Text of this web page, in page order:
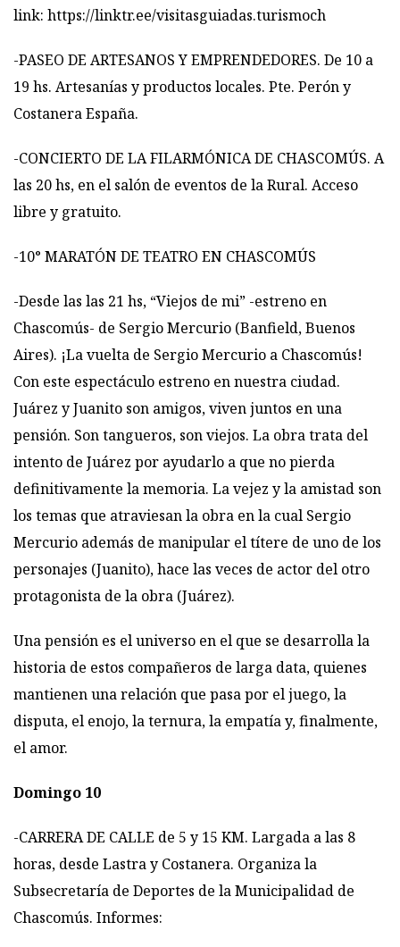
link: https://linktr.ee/visitasguiadas.turismoch
-PASEO DE ARTESANOS Y EMPRENDEDORES. De 10 a
19 hs. Artesanías y productos locales. Pte. Perón y
Costanera España.
-CONCIERTO DE LA FILARMÓNICA DE CHASCOMÚS. A
las 20 hs, en el salón de eventos de la Rural. Acceso
libre y gratuito.
-10° MARATÓN DE TEATRO EN CHASCOMÚS
-Desde las las 21 hs, “Viejos de mi” -estreno en
Chascomús- de Sergio Mercurio (Banfield, Buenos
Aires). ¡La vuelta de Sergio Mercurio a Chascomús!
Con este espectáculo estreno en nuestra ciudad.
Juárez y Juanito son amigos, viven juntos en una
pensión. Son tangueros, son viejos. La obra trata del
intento de Juárez por ayudarlo a que no pierda
definitivamente la memoria. La vejez y la amistad son
los temas que atraviesan la obra en la cual Sergio
Mercurio además de manipular el títere de uno de los
personajes (Juanito), hace las veces de actor del otro
protagonista de la obra (Juárez).
Una pensión es el universo en el que se desarrolla la
historia de estos compañeros de larga data, quienes
mantienen una relación que pasa por el juego, la
disputa, el enojo, la ternura, la empatía y, finalmente,
el amor.
Domingo 10
-CARRERA DE CALLE de 5 y 15 KM. Largada a las 8
horas, desde Lastra y Costanera. Organiza la
Subsecretaría de Deportes de la Municipalidad de
Chascomús. Informes: